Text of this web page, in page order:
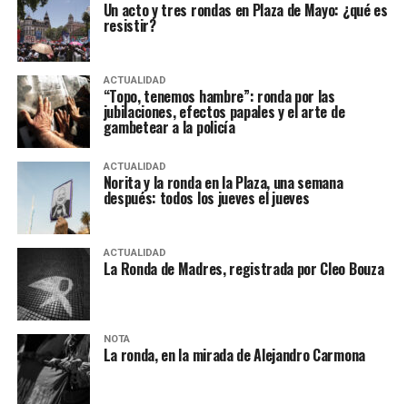
Un acto y tres rondas en Plaza de Mayo: ¿qué es
resistir?
ACTUALIDAD
“Topo, tenemos hambre”: ronda por las
jubilaciones, efectos papales y el arte de
gambetear a la policía
ACTUALIDAD
Norita y la ronda en la Plaza, una semana
después: todos los jueves el jueves
ACTUALIDAD
La Ronda de Madres, registrada por Cleo Bouza
NOTA
La ronda, en la mirada de Alejandro Carmona